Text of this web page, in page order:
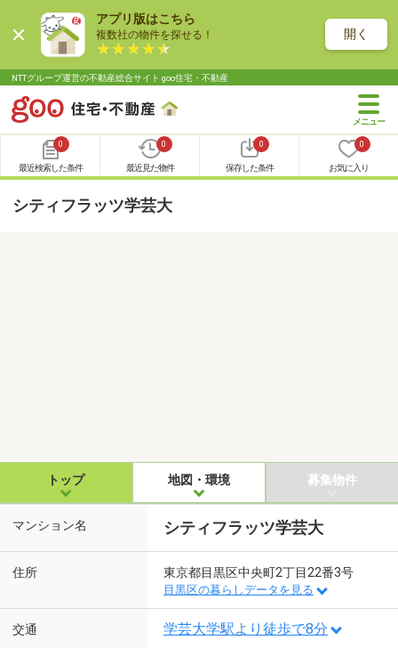
アプリ版はこちら
複数社の物件を探せる！ 開く
NTTグループ運営の不動産総合サイト goo住宅・不動産
0
最近検索した条件
0
最近見た物件
0
保存した条件
0
お気に入り
シティフラッツ学芸大
トップ 地図・環境 募集物件
マンション名 シティフラッツ学芸大
住所 東京都目黒区中央町2丁目22番3号
目黒区の暮らしデータを見る
交通 学芸大学駅より徒歩で8分